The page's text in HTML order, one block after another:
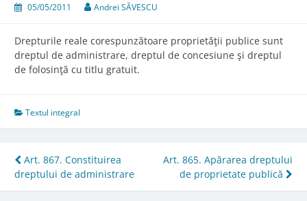
05/05/2011 Andrei SĂVESCU
Drepturile reale corespunzătoare proprietăţii publice sunt
dreptul de administrare, dreptul de concesiune şi dreptul
de folosinţă cu titlu gratuit.
Textul integral
Post
navigation
Art. 867. Constituirea
dreptului de administrare
Art. 865. Apărarea dreptului
de proprietate publică